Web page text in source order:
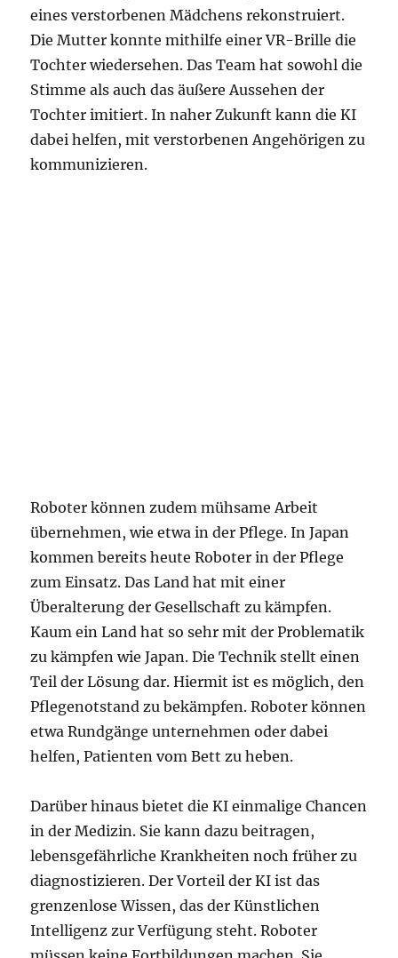
eines verstorbenen Mädchens rekonstruiert.
Die Mutter konnte mithilfe einer VR-Brille die
Tochter wiedersehen. Das Team hat sowohl die
Stimme als auch das äußere Aussehen der
Tochter imitiert. In naher Zukunft kann die KI
dabei helfen, mit verstorbenen Angehörigen zu
kommunizieren.
Roboter können zudem mühsame Arbeit
übernehmen, wie etwa in der Pflege. In Japan
kommen bereits heute Roboter in der Pflege
zum Einsatz. Das Land hat mit einer
Überalterung der Gesellschaft zu kämpfen.
Kaum ein Land hat so sehr mit der Problematik
zu kämpfen wie Japan. Die Technik stellt einen
Teil der Lösung dar. Hiermit ist es möglich, den
Pflegenotstand zu bekämpfen. Roboter können
etwa Rundgänge unternehmen oder dabei
helfen, Patienten vom Bett zu heben.
Darüber hinaus bietet die KI einmalige Chancen
in der Medizin. Sie kann dazu beitragen,
lebensgefährliche Krankheiten noch früher zu
diagnostizieren. Der Vorteil der KI ist das
grenzenlose Wissen, das der Künstlichen
Intelligenz zur Verfügung steht. Roboter